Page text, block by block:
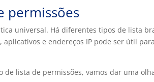
permissões
universal. Há diferentes tipos de lista
e endereços IP pode ser útil
lista de permissões, vamos dar uma